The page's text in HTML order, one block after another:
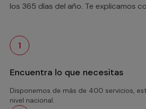
los 365 días del año. Te explicamos
1
Encuentra lo que necesitas
Disponemos de más de 400 servicios,
nivel nacional.